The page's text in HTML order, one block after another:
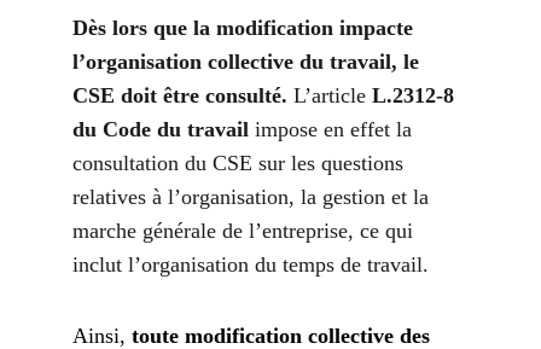
Dès lors que la modification impacte
l’organisation collective du travail, le
CSE doit être consulté. L’article L.2312-8
du Code du travail impose en effet la
consultation du CSE sur les questions
relatives à l’organisation, la gestion et la
marche générale de l’entreprise, ce qui
inclut l’organisation du temps de travail.
Ainsi, toute modification collective des